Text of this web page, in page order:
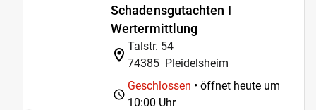
Schadensgutachten I
Wertermittlung
Talstr. 54
74385 Pleidelsheim
Geschlossen • öffnet heute um
10:00 Uhr